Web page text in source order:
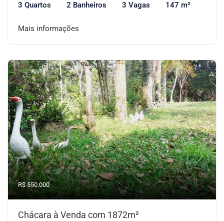
3 Quartos 2 Banheiros 3 Vagas 147 m²
Mais informações
R$ 550.000
Chácara à Venda com 1872m²